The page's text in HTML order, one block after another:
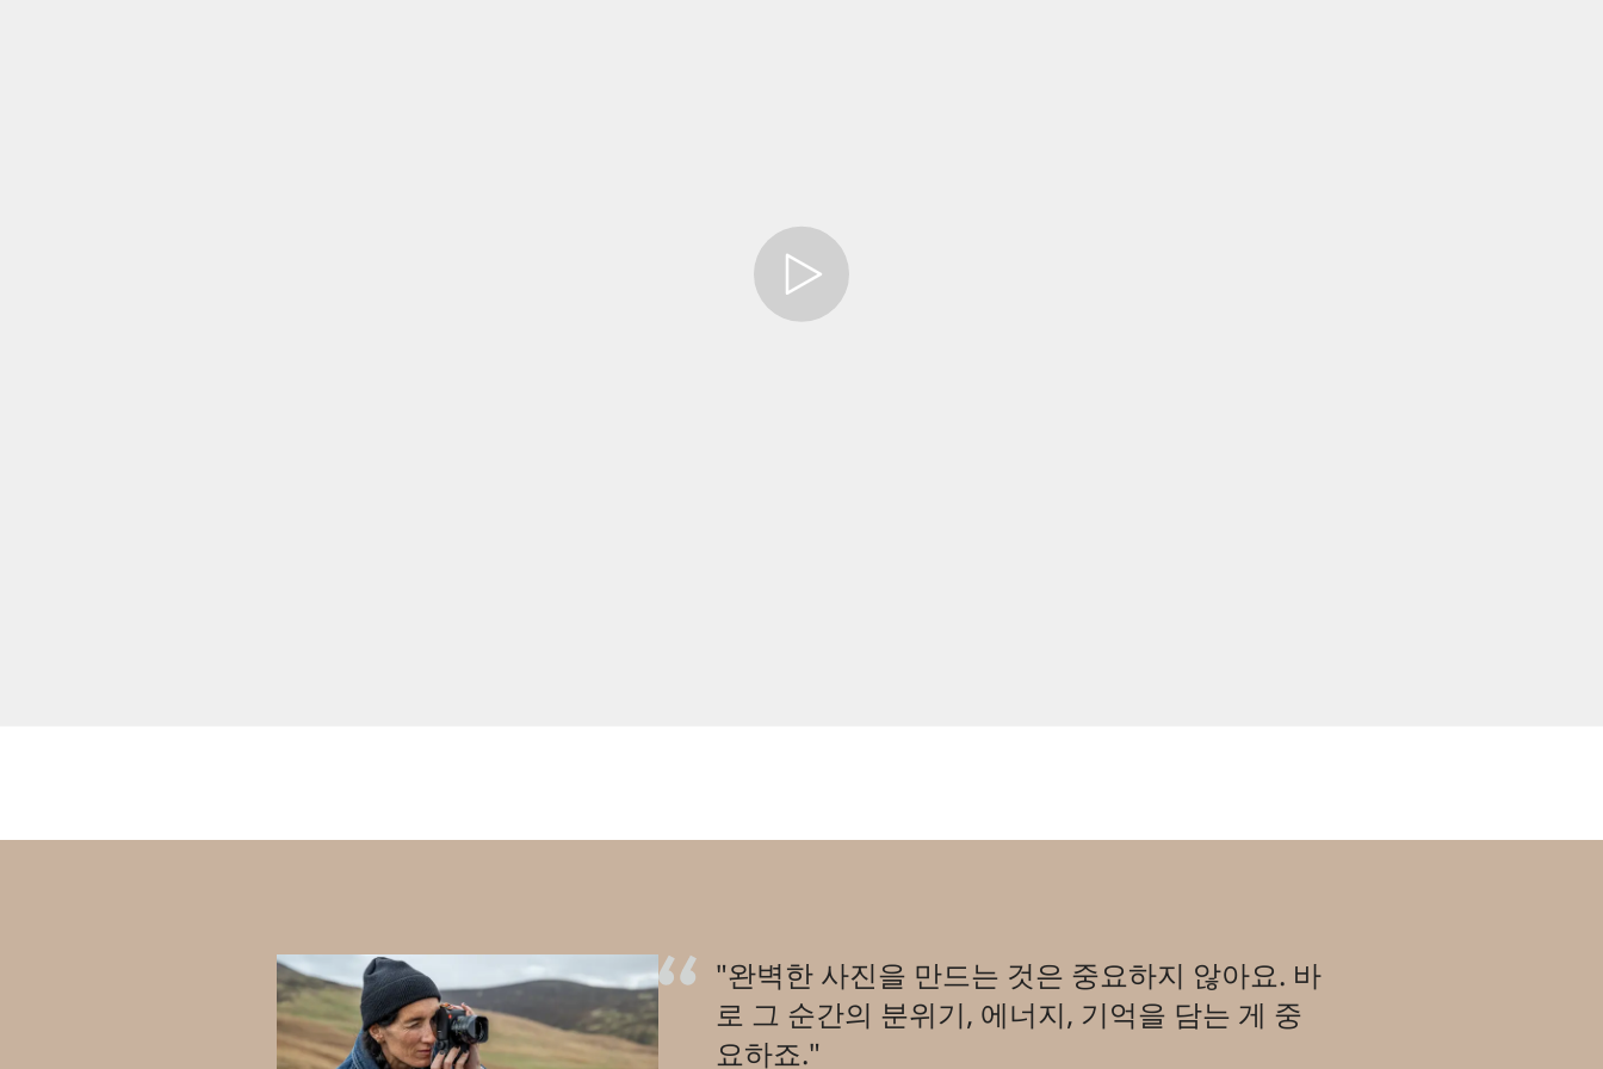
"완벽한 사진을 만드는 것은 중요하지 않아요. 바
로 그 순간의 분위기, 에너지, 기억을 담는 게 중
요하죠."